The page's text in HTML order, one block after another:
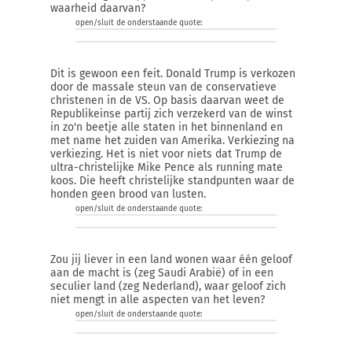
waarheid daarvan?
open/sluit de onderstaande quote:
Dit is gewoon een feit. Donald Trump is verkozen
door de massale steun van de conservatieve
christenen in de VS. Op basis daarvan weet de
Republikeinse partij zich verzekerd van de winst
in zo'n beetje alle staten in het binnenland en
met name het zuiden van Amerika. Verkiezing na
verkiezing. Het is niet voor niets dat Trump de
ultra-christelijke Mike Pence als running mate
koos. Die heeft christelijke standpunten waar de
honden geen brood van lusten.
open/sluit de onderstaande quote:
Zou jij liever in een land wonen waar één geloof
aan de macht is (zeg Saudi Arabië) of in een
seculier land (zeg Nederland), waar geloof zich
niet mengt in alle aspecten van het leven?
open/sluit de onderstaande quote: